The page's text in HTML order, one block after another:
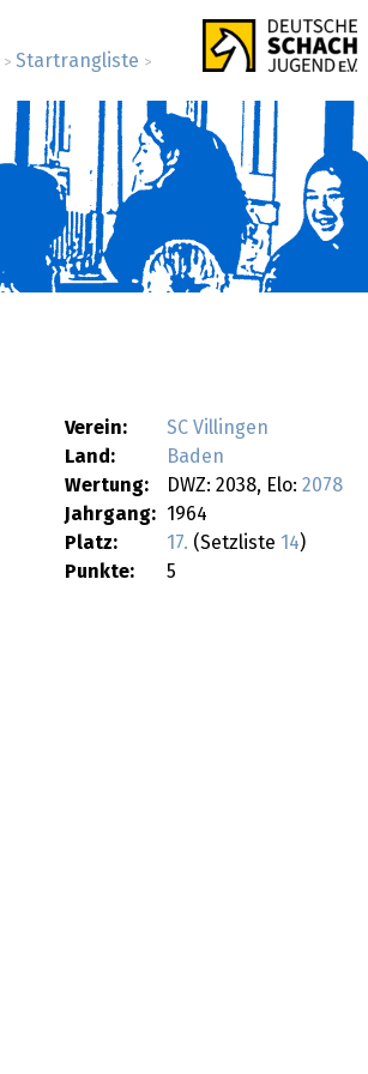
> Startrangliste >
Verein:
SC Villingen
Land:
Baden
Wertung:
DWZ: 2038, Elo: 2078
Jahrgang:
1964
Platz:
17. (Setzliste 14)
Punkte:
5